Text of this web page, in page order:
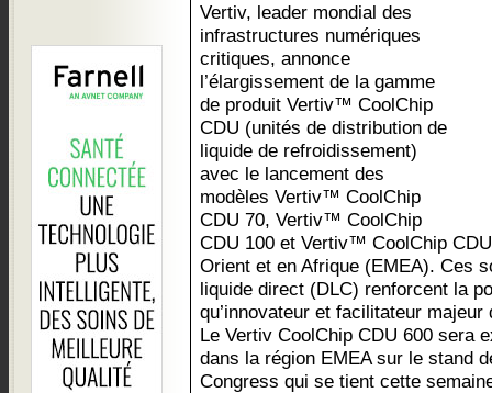
Vertiv, leader mondial des
infrastructures numériques
critiques, annonce
l’élargissement de la gamme
de produit Vertiv™ CoolChip
CDU (unités de distribution de
liquide de refroidissement)
avec le lancement des
modèles Vertiv™ CoolChip
CDU 70, Vertiv™ CoolChip
CDU 100 et Vertiv™ CoolChip
Orient et en Afrique (EMEA). Ces
liquide direct (DLC) renforcent la
qu’innovateur et facilitateur
Le Vertiv CoolChip CDU 600 sera
dans la région EMEA sur le stand
Congress qui se tient cette